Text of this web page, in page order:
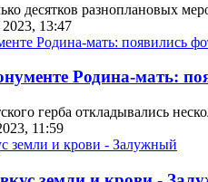
десятков разноплановых
2023, 13:47
Родина-мать:
герба откладывались
11:59